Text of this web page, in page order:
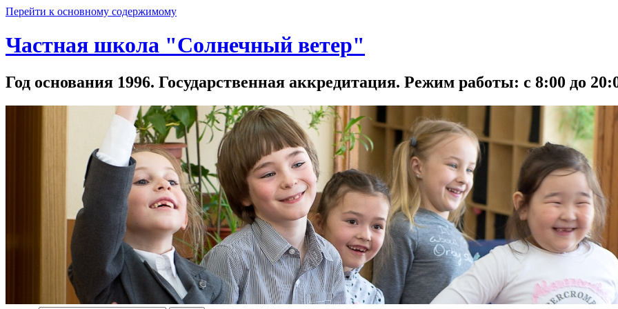
Перейти к основному содержимому
Частная школа "Солнечный ветер"
Год основания 1996. Государственная аккредитация. Режим работы: с 8:00 до